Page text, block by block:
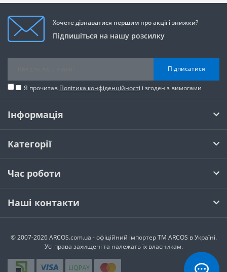
Хочете дізнаватися першим про акції і знижки?
Підпишіться на нашу розсилку
Підписатися
Я прочитав Політика конфіденційності і згоден з вимогами
Інформація
Категорії
Час роботи
Наші контакти
© 2007-2026 ARCOS.com.ua - офiцiйний iмпортер ТМ ARCOS в Україні.
Усi права захищенi та належать їх власникам.